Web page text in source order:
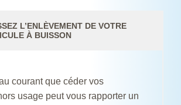
L’ENLÈVEMENT DE VOTRE
À BUISSON
courant que céder vos
usage peut vous rapporter un